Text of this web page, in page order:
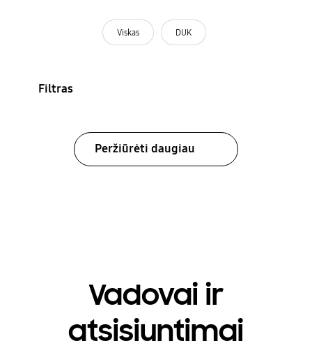
Viskas DUK
Filtras
Peržiūrėti daugiau
Vadovai ir
atsisiuntimai